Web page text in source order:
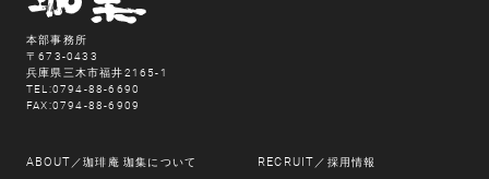
本部事務所
〒673-0433
兵庫県三木市福井2165-1
TEL:0794-88-6690
FAX:0794-88-6909
ABOUT ／珈琲庵 珈集について RECRUIT ／採用情報